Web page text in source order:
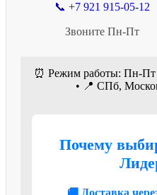
📞 +7 921 915-05-12
Звоните Пн-Пт
⏰ Режим работы: Пн-Пт
• 📍 СПб,
Почему
🚚 Доставка